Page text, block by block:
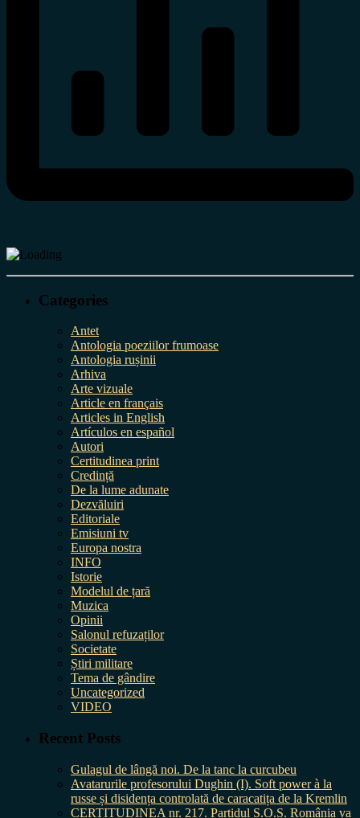
Categories
Antet
Antologia poeziilor frumoase
Antologia rușinii
Arhiva
Arte vizuale
Article en français
Articles in English
Artículos en español
Autori
Certitudinea print
Credință
De la lume adunate
Dezvăluiri
Editoriale
Emisiuni tv
Europa nostra
INFO
Istorie
Modelul de țară
Muzica
Opinii
Salonul refuzaților
Societate
Știri militare
Tema de gândire
Uncategorized
VIDEO
Recent Posts
Gulagul de lângă noi. De la tanc la curcubeu
Avatarurile profesorului Dughin (I). Soft power à la
russe și disidența controlată de caracatița de la Kremlin
CERTITUDINEA nr. 217. Partidul S.O.S. România va